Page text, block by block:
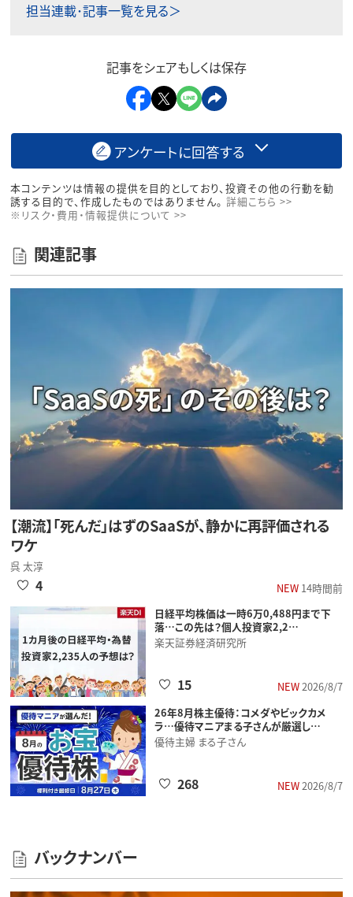
担当連載･記事一覧を見る＞
記事をシェアもしくは保存
アンケートに回答する
本コンテンツは情報の提供を目的としており、投資その他の行動を勧
誘する目的で、作成したものではありません。 詳細こちら >>
※リスク・費用・情報提供について >>
関連記事
【潮流】「死んだ」はずのSaaSが、静かに再評価される
ワケ
呉 太淳
NEW14時間前
4
日経平均株価は一時6万0,488円まで下
落…この先は？個人投資家2,2…
楽天証券経済研究所
NEW2026/8/7
15
26年8月株主優待：コメダやビックカメ
ラ…優待マニアまる子さんが厳選し…
優待主婦 まる子さん
NEW2026/8/7
268
バックナンバー